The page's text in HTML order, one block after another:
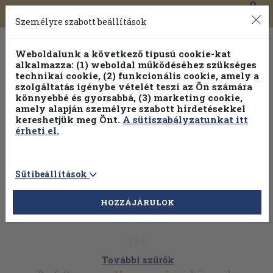
Toggle
navigation
0
Válogasson több mint 1.000.000 kiadványunk közül
100% kedvezménnyel!
További szűrők
Személyre szabott beállítások
Weboldalunk a következő típusú cookie-kat
alkalmazza: (1) weboldal működéséhez szükséges
technikai cookie, (2) funkcionális cookie, amely a
szolgáltatás igénybe vételét teszi az Ön számára
könnyebbé és gyorsabbá, (3) marketing cookie,
amely alapján személyre szabott hirdetésekkel
kereshetjük meg Önt. A sütiszabályzatunkat itt
érheti el.
Sütibeállítások
HOZZÁJÁRULOK